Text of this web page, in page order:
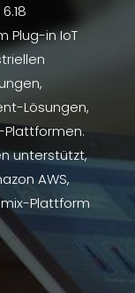
Plug-in IoT
Lösungen,
unterstützt,
AWS,
Plattform